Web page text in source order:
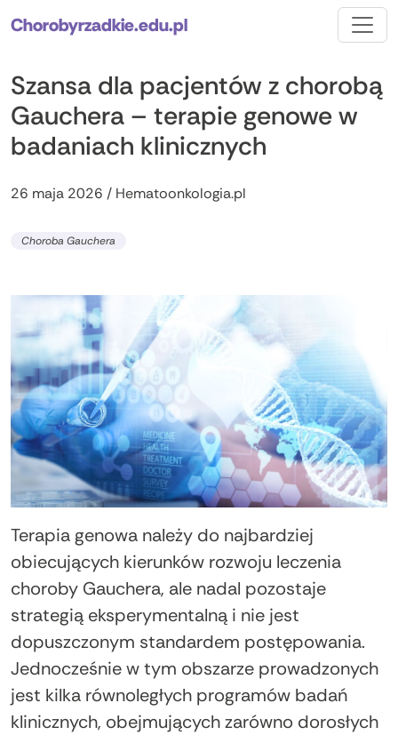
Chorobyrzadkie.edu.pl
Szansa dla pacjentów z chorobą
Gauchera – terapie genowe w
badaniach klinicznych
26 maja 2026 / Hematoonkologia.pl
Choroba Gauchera
Terapia genowa należy do najbardziej
obiecujących kierunków rozwoju leczenia
choroby Gauchera, ale nadal pozostaje
strategią eksperymentalną i nie jest
dopuszczonym standardem postępowania.
Jednocześnie w tym obszarze prowadzonych
jest kilka równoległych programów badań
klinicznych, obejmujących zarówno dorosłych